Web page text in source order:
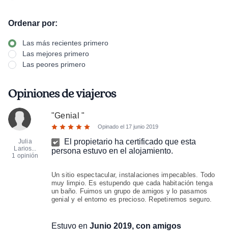
Ordenar por:
Las más recientes primero
Las mejores primero
Las peores primero
Opiniones de viajeros
Julia
Larios...
1 opinión
"Genial"
Opinado el 17 junio 2019
El propietario ha certificado que esta
persona estuvo en el alojamiento.
Un sitio espectacular, instalaciones impecables. Todo
muy limpio. Es estupendo que cada habitación tenga
un baño. Fuimos un grupo de amigos y lo pasamos
genial y el entorno es precioso. Repetiremos seguro.
Estuvo en Junio 2019, con amigos